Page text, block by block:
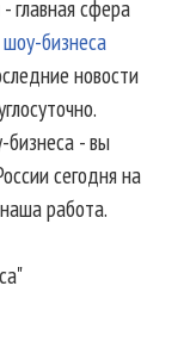
главная сфера
бизнеса
новости
бизнеса - вы
сегодня на
работа.